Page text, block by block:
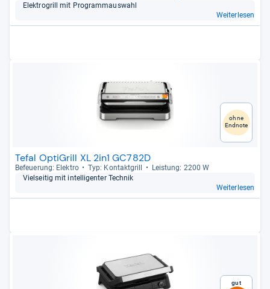
Elek­tro­grill mit Pro­gram­m­aus­wahl
Weiterlesen
ohne
Endnote
Tefal OptiGrill XL 2in1 GC782D
Befeue­rung: Elek­tro Typ: Kon­takt­grill
Leis­tung: 2200 W
Viel­sei­tig mit intel­li­gen­ter Tech­nik
Weiterlesen
Gut